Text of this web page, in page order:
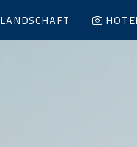
LANDSCHAFT